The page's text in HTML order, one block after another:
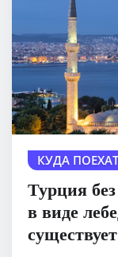
КУДА
Турция
в виде